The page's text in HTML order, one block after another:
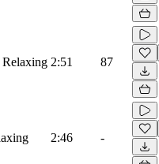
Relaxing 2:51 87
2:46 -